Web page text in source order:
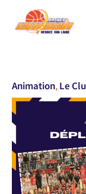
Animation, Le